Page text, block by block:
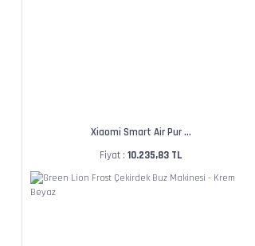
Xiaomi Smart Air Pur ...
Fiyat : 10.235,83 TL